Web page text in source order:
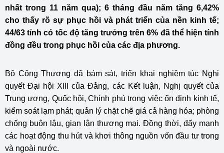
nhất trong 11 năm qua); 6 tháng đầu năm tăng 6,42%
cho thấy rõ sự phục hồi và phát triển của nền kinh tế;
44/63 tỉnh có tốc độ tăng trưởng trên 6% đã thể hiện tính
đồng đều trong phục hồi của các địa phương.
Bộ Công Thương đã bám sát, triển khai nghiêm túc Nghị
quyết Đại hội XIII của Đảng, các Kết luận, Nghị quyết của
Trung ương, Quốc hội, Chính phủ trong việc ổn định kinh tế,
kiểm soát lạm phát; quản lý chặt chẽ giá cả hàng hóa; phòng
chống buôn lậu, gian lận thương mại. Đồng thời, đẩy mạnh
các hoạt động thu hút và khơi thông nguồn vốn đầu tư trong
và ngoài nước.